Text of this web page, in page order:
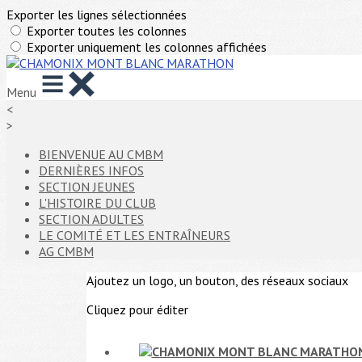
Exporter les lignes sélectionnées
Exporter toutes les colonnes
Exporter uniquement les colonnes affichées
Menu
<
>
BIENVENUE AU CMBM
DERNIÈRES INFOS
SECTION JEUNES
L'HISTOIRE DU CLUB
SECTION ADULTES
LE COMITÉ ET LES ENTRAÎNEURS
AG CMBM
Ajoutez un logo, un bouton, des réseaux sociaux
Cliquez pour éditer